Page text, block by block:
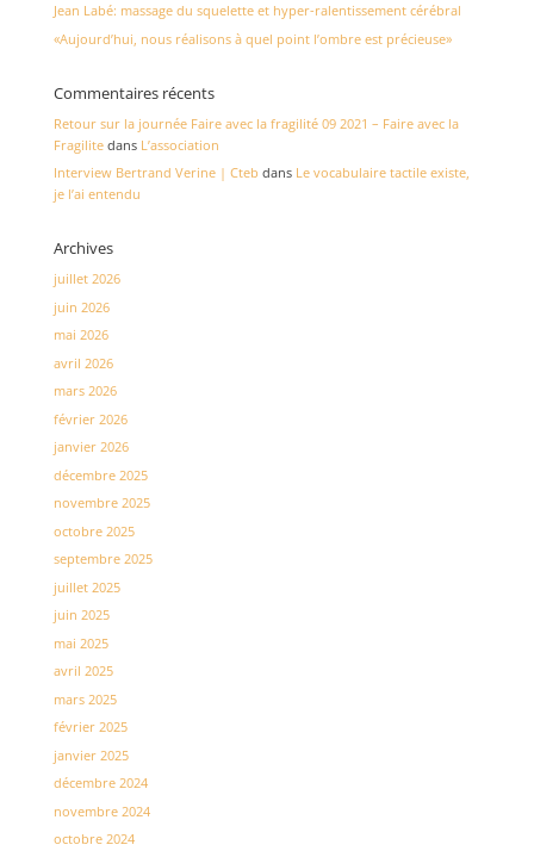
Jean Labé: massage du squelette et hyper-ralentissement cérébral
«Aujourd’hui, nous réalisons à quel point l’ombre est précieuse»
Commentaires récents
Retour sur la journée Faire avec la fragilité 09 2021 – Faire avec la
Fragilitedans L’association
Interview Bertrand Verine | Cteb dans Le vocabulaire tactile existe,
je l’ai entendu
Archives
juillet 2026
juin 2026
mai 2026
avril 2026
mars 2026
février 2026
janvier 2026
décembre 2025
novembre 2025
octobre 2025
septembre 2025
juillet 2025
juin 2025
mai 2025
avril 2025
mars 2025
février 2025
janvier 2025
décembre 2024
novembre 2024
octobre 2024